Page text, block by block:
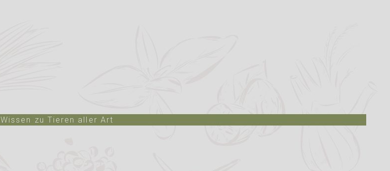
Wissen zu Tieren aller Art